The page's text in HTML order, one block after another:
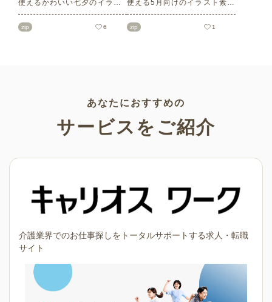
使えるかわいい七夕のイラス
ト素材をご紹介します。短冊
の印刷用テンプレート、飾り
zip 6
使える5月向けのイラスト素材
を多数ご紹介します。商用フ
リーの可愛くておしゃれなイ
なシーンでご活用ください！
zip 1
あなたにおすすめの
サービスをご紹介
介護業界でのお仕事探しをトータルサポートする求人・転職
サイト